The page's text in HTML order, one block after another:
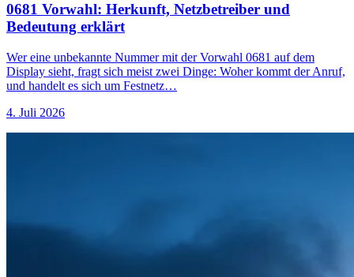
0681 Vorwahl: Herkunft, Netzbetreiber und
Bedeutung erklärt
Wer eine unbekannte Nummer mit der Vorwahl 0681 auf dem
Display sieht, fragt sich meist zwei Dinge: Woher kommt der Anruf,
und handelt es sich um Festnetz…
4. Juli 2026